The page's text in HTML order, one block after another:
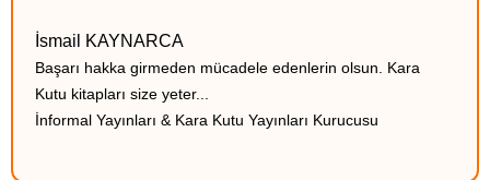
İsmail KAYNARCA
Başarı hakka girmeden mücadele edenlerin olsun. Kara
Kutu kitapları size yeter...
İnformal Yayınları & Kara Kutu Yayınları Kurucusu